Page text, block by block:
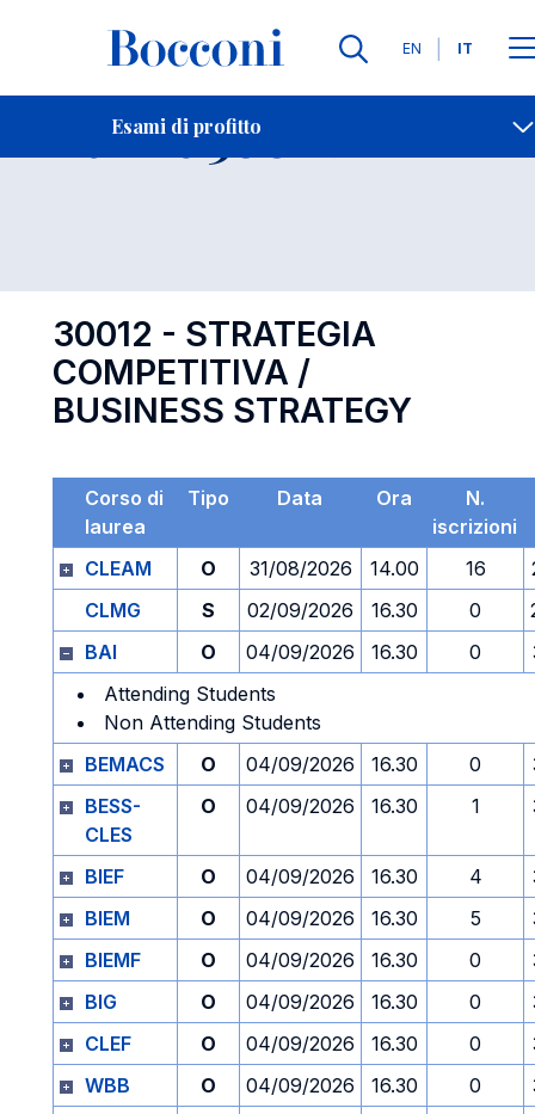
Lingue
EN IT
Esami di profitto
Contatti
Esame 30012 Open
30012 - STRATEGIA
COMPETITIVA /
BUSINESS STRATEGY
Corso di
laurea
Tipo Data Ora
N.
iscrizioni
CLEAM
O 31/08/2026 14.00 16
CLMG
S 02/09/2026 16.30 0
BAI
O 04/09/2026 16.30 0
Attending Students
Non Attending Students
BEMACS
O 04/09/2026 16.30 0
BESS-
CLES
O 04/09/2026 16.30 1
BIEF O 04/09/2026 16.30 4
BIEM
O 04/09/2026 16.30 5
BIEMF
O 04/09/2026 16.30 0
BIG
O 04/09/2026 16.30 0
CLEF
O 04/09/2026 16.30 0
WBB
O 04/09/2026 16.30 0